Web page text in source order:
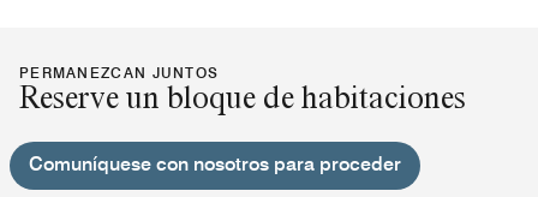
PERMANEZCAN JUNTOS
Reserve un bloque de habitaciones
Comuníquese con nosotros para proceder